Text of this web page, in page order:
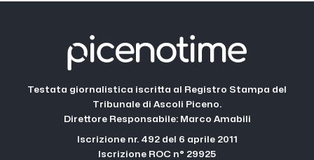
Testata giornalistica iscritta al Registro Stampa del
Tribunale di Ascoli Piceno.
Direttore Responsabile: Marco Amabili
Iscrizione nr. 492 del 6 aprile 2011
Iscrizione ROC n° 29925